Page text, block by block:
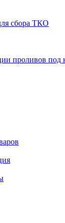
сбора ТКО
проливов под